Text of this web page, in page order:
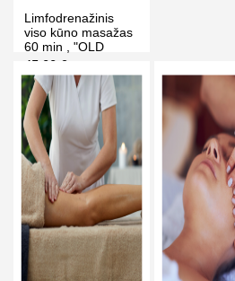
Limfodrenažinis
viso kūno masažas
60 min , "OLD
TOWN SPA"
masažo ir grožio
klinikoje Vilniuje
45.00 €
-31%
PIRKTI